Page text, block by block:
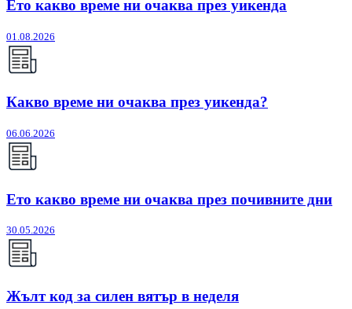
Ето какво време ни очаква през уикенда
01.08.2026
Какво време ни очаква през уикенда?
06.06.2026
Ето какво време ни очаква през почивните дни
30.05.2026
Жълт код за силен вятър в неделя